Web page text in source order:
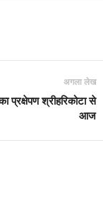
अगला लेख
प्रक्षेपण श्रीहरिकोटा से
आज